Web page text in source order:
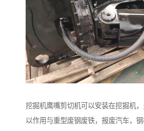
挖掘机鹰嘴剪切机可以安装在挖掘机，
以作用与重型废钢废铁，报废汽车，